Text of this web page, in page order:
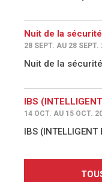
Nuit de la
28 SEPT. AU 28 SEPT.
Nuit de la
IBS
14 OCT. AU 15 OCT.
IBS (INTELLIGENT